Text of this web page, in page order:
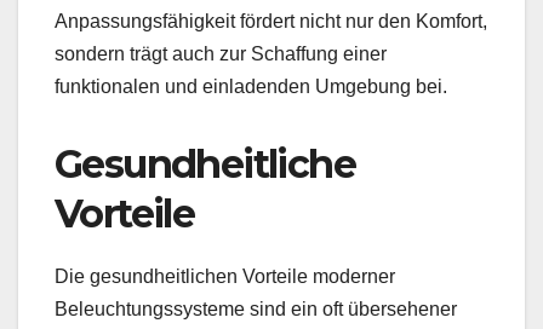
Anpassungsfähigkeit fördert nicht nur den Komfort,
sondern trägt auch zur Schaffung einer
funktionalen und einladenden Umgebung bei.
Gesundheitliche
Vorteile
Die gesundheitlichen Vorteile moderner
Beleuchtungssysteme sind ein oft übersehener